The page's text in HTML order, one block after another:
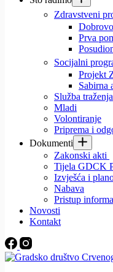
Zdravstveni
Prva
Socijalni
Projekt
Sabirna
Služba traženja
Mladi
Volontiranje
Priprema i
Dokumenti
Zakonski akti
Tijela GDCK
Izvješća i
Nabava
Pristup
Novosti
Kontakt